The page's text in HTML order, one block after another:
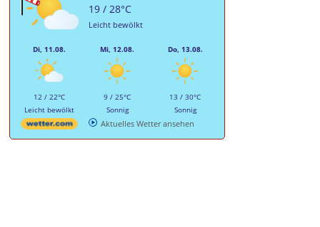
19 / 28°C
Leicht bewölkt
Di, 11.08.
12 / 22°C
Leicht bewölkt
Mi, 12.08.
9 / 25°C
Sonnig
Do, 13.08.
13 / 30°C
Sonnig
Aktuelles Wetter ansehen